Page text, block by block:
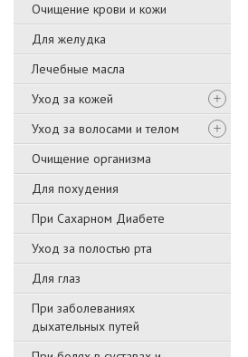
Очищение крови и кожи
Для желудка
Лечебные масла
Уход за кожей
Уход за волосами и телом
Очищение организма
Для похудения
При Сахарном Диабете
Уход за полостью рта
Для глаз
При заболеваниях
дыхательных путей